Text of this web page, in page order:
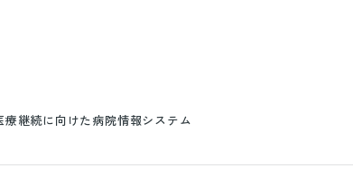
療継続に向けた病院情報システム